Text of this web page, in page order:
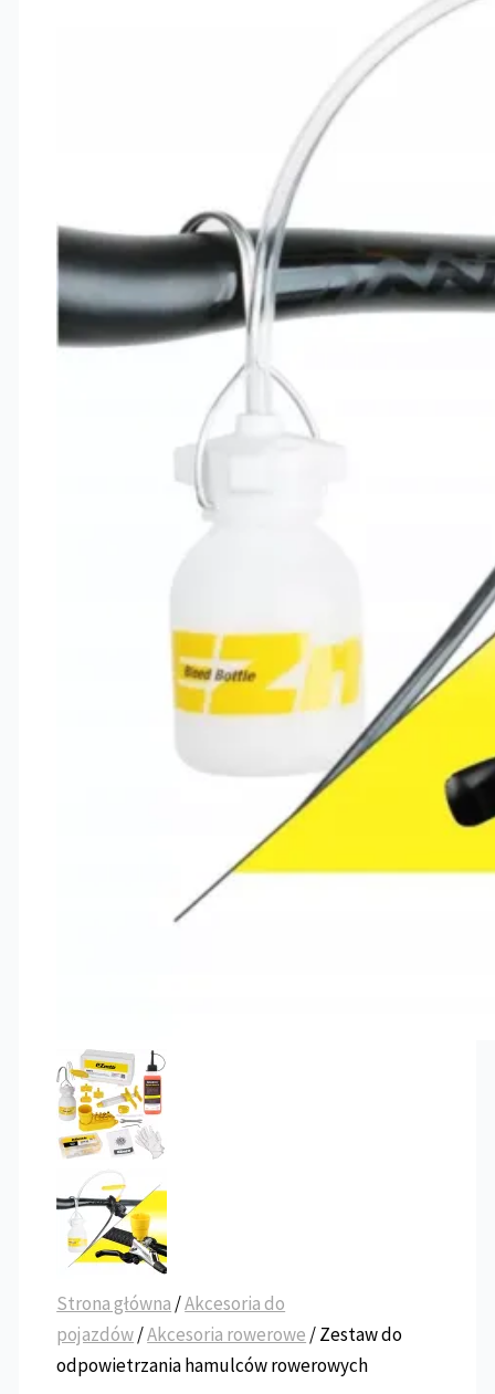
Strona główna /Akcesoria do
pojazdów/Akcesoria rowerowe / Zestaw do
odpowietrzania hamulców rowerowych